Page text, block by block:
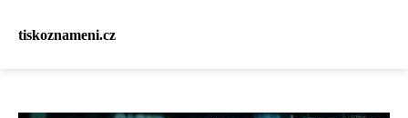
tiskoznameni.cz